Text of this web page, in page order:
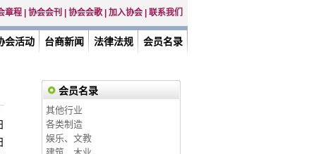
章程 协会会刊 协会会歌| 加入协会 联系我们
会员名录
法律法规
台商新闻
会活动
会员名录
其他行业
各类制造
娱乐、文教